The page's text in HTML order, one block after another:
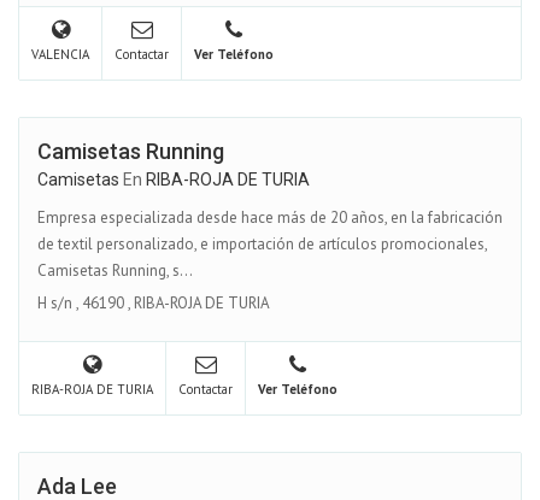
VALENCIA Contactar Ver Teléfono
Camisetas Running
Camisetas En RIBA-ROJA DE TURIA
Empresa especializada desde hace más de 20 años, en la fabricación
de textil personalizado, e importación de artículos promocionales,
Camisetas Running, s...
H s/n , 46190, RIBA-ROJA DE TURIA
RIBA-ROJA DE TURIA Contactar Ver Teléfono
Ada Lee